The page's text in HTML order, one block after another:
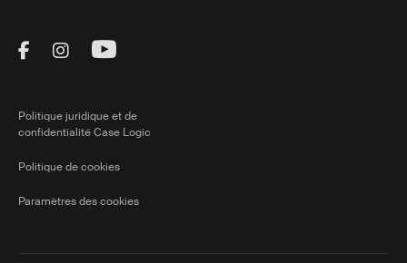
Visit Thule on Facebook (external link)
Visit Thule on Instagram (external link)
Visit Thule on Youtube (external
Politique juridique et de
confidentialité Case Logic
Politique de cookies
Paramètres des cookies